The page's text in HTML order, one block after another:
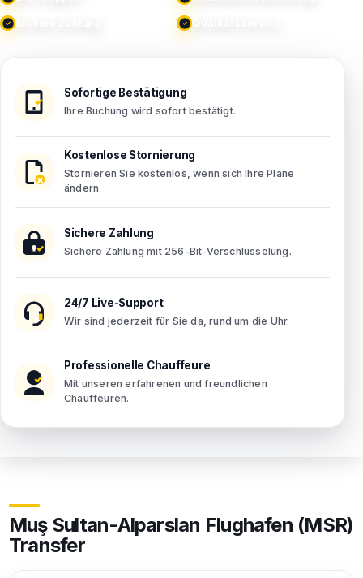
Sofortige Bestätigung
Ihre Buchung wird sofort bestätigt.
Kostenlose Stornierung
Stornieren Sie kostenlos, wenn sich Ihre Pläne
ändern.
Sichere Zahlung
Sichere Zahlung mit 256-Bit-Verschlüsselung.
24/7 Live-Support
Wir sind jederzeit für Sie da, rund um die Uhr.
Professionelle Chauffeure
Mit unseren erfahrenen und freundlichen
Chauffeuren.
Muş Sultan-Alparslan Flughafen (MSR)
Transfer